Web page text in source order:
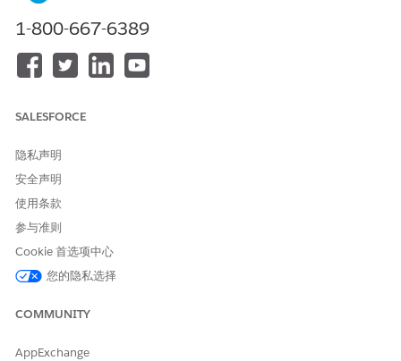
荐操作。在操作启动程序中，打开推荐操作。
要搜索操作，请在搜索字段中输入关键字，然后单击
将显示推荐操作的列表。
1-800-667-6389
SALESFORCE
隐私声明
安全声明
使用条款
参与准则
Cookie 首选项中心
您的隐私选择
COMMUNITY
AppExchange